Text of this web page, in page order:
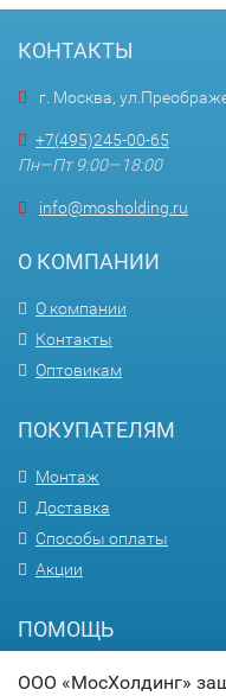
КОНТАКТЫ
г. Москва,
+7(495)245-00-65
Пн—Пт 9:00—18:00
info@mosholding.ru
О КОМПАНИИ
О компании
Контакты
Оптовикам
ПОКУПАТЕЛЯМ
Монтаж
Доставка
Способы оплаты
Акции
ПОМОЩЬ
Вопрос-ответ
ООО «МосХолдинг»